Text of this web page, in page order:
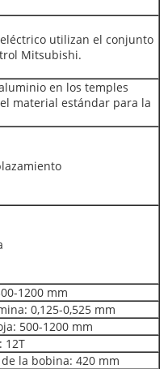
utilizan el conjunto
Mitsubishi.
en los temples
material estándar para la
1200 mm
0,125-0,525 mm
500-1200 mm
12T
la bobina: 420 mm